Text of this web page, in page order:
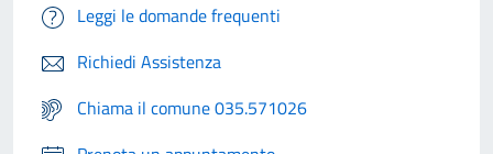
Leggi le domande frequenti
Richiedi Assistenza
Chiama il comune 035.571026